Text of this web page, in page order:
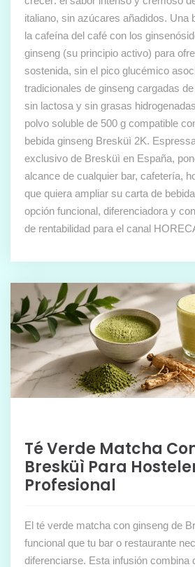
italiano, sin azúcares añadidos. Una
la cafeína del café con los
ginseng (su principio activo) para
sostenida, sin el pico glucémico
tradicionales de ginseng cargadas
sin lactosa y sin grasas
polvo soluble de 500 g compatible
bebida ginseng Bresküì 2K.
exclusivo de Bresküì en España,
alcance de cualquier bar, cafetería,
que quiera ampliar su carta de
opción funcional, diferenciadora y
de rentabilidad para el canal
Té Verde Matcha
Bresküì Para
Profesional
El té verde matcha con ginseng de
funcional que tu bar o restaurante
diferenciarse. Esta infusión combina